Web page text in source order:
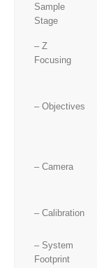
Sample
Stage
– Z
Focusing
– Objectives
– Camera
– Calibration
– System
Footprint